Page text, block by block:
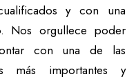
y con una
Nos orgullece poder
con una de las
más importantes y